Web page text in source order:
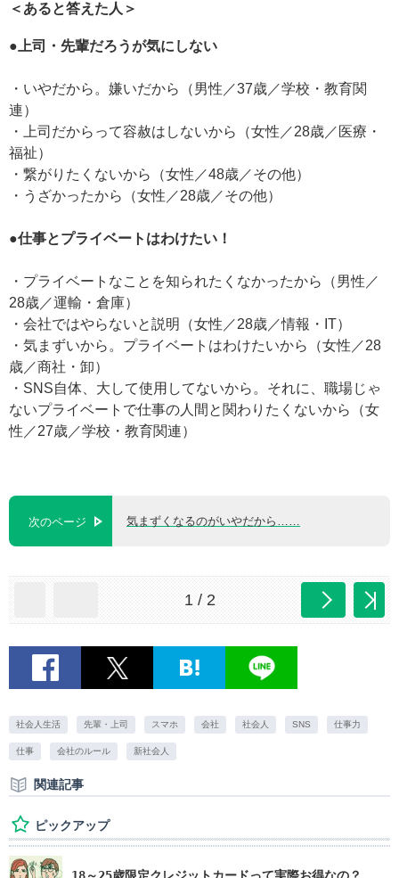
＜あると答えた人＞
●上司・先輩だろうが気にしない
・いやだから。嫌いだから（男性／37歳／学校・教育関
連）
・上司だからって容赦はしないから（女性／28歳／医療・
福祉）
・繋がりたくないから（女性／48歳／その他）
・うざかったから（女性／28歳／その他）
●仕事とプライベートはわけたい！
・プライベートなことを知られたくなかったから（男性／
28歳／運輸・倉庫）
・会社ではやらないと説明（女性／28歳／情報・IT）
・気まずいから。プライベートはわけたいから（女性／28
歳／商社・卸）
・SNS自体、大して使用してないから。それに、職場じゃ
ないプライベートで仕事の人間と関わりたくないから（女
性／27歳／学校・教育関連）
次のページ 気まずくなるのがいやだから……
1 / 2
社会人生活 先輩・上司 スマホ 会社 社会人 SNS 仕事力
仕事 会社のルール 新社会人
関連記事
ピックアップ